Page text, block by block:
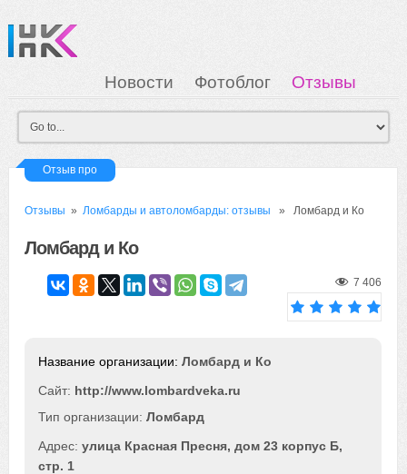
Новости Фотоблог
Отзывы
Загрузка
Мои Картинки Вход
Отзыв про
Отзывы »Ломбарды и автоломбарды: отзывы » Ломбард и Ко
Ломбард и Ко
7 406
Ломбард и Ко
Сайт: http://www.lombardveka.ru
Ломбард
улица Красная Пресня, дом 23 корпус Б,
стр. 1